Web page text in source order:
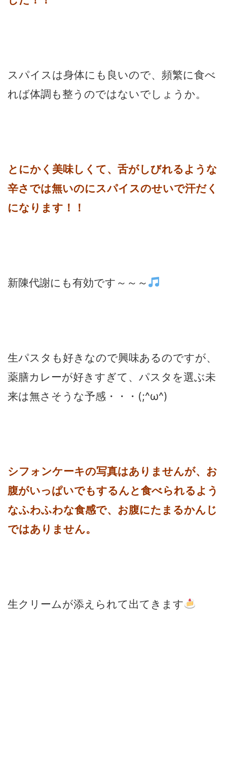
スパイスは身体にも良いので、頻繁に食べ
れば体調も整うのではないでしょうか。
とにかく美味しくて、舌がしびれるような
辛さでは無いのにスパイスのせいで汗だく
になります！！
新陳代謝にも有効です～～～
生パスタも好きなので興味あるのですが、
薬膳カレーが好きすぎて、パスタを選ぶ未
来は無さそうな予感・・・(;^ω^)
シフォンケーキの写真はありませんが、お
腹がいっぱいでもするんと食べられるよう
なふわふわな食感で、お腹にたまるかんじ
ではありません。
生クリームが添えられて出てきます